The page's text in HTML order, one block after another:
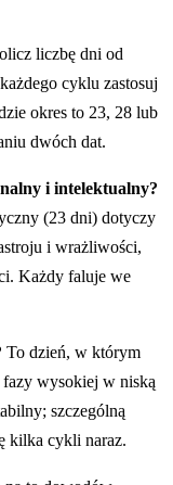
liczbę dni od
cyklu zastosuj
okres to 23, 28 lub
dwóch dat.
i intelektualny?
(23 dni) dotyczy
i wrażliwości,
Każdy faluje we
To dzień, w którym
wysokiej w niską
szczególną
kilka cykli naraz.